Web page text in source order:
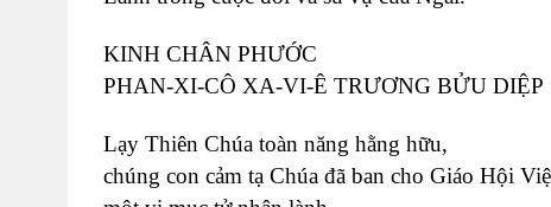
KINH CHÂN PHƯỚC
PHAN-XI-CÔ XA-VI-Ê TRƯƠNG BỬU DIỆP
Lạy Thiên Chúa toàn năng hằng hữu,
chúng con cảm tạ Chúa đã ban cho Giáo Hội